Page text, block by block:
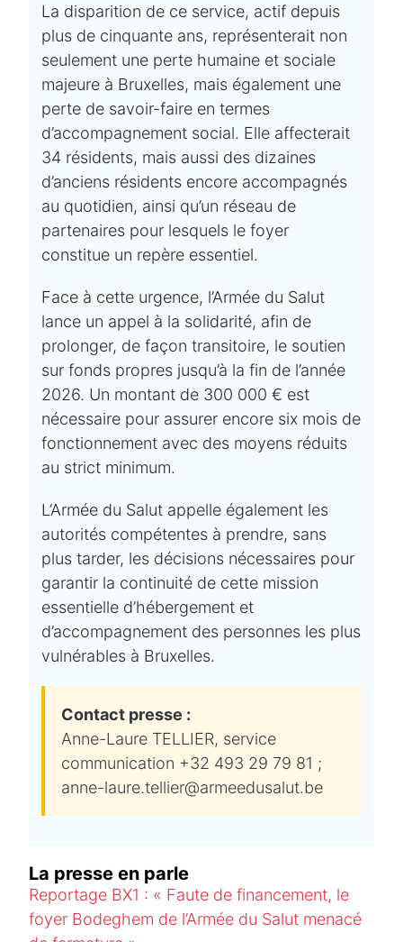
La disparition de ce service, actif depuis
plus de cinquante ans, représenterait non
seulement une perte humaine et sociale
majeure à Bruxelles, mais également une
perte de savoir-faire en termes
d’accompagnement social. Elle affecterait
34 résidents, mais aussi des dizaines
d’anciens résidents encore accompagnés
au quotidien, ainsi qu’un réseau de
partenaires pour lesquels le foyer
constitue un repère essentiel.
Face à cette urgence, l’Armée du Salut
lance un appel à la solidarité, afin de
prolonger, de façon transitoire, le soutien
sur fonds propres jusqu’à la fin de l’année
2026. Un montant de 300 000 € est
nécessaire pour assurer encore six mois de
fonctionnement avec des moyens réduits
au strict minimum.
L’Armée du Salut appelle également les
autorités compétentes à prendre, sans
plus tarder, les décisions nécessaires pour
garantir la continuité de cette mission
essentielle d’hébergement et
d’accompagnement des personnes les plus
vulnérables à Bruxelles.
Contact presse :
Anne-Laure TELLIER, service
communication +32 493 29 79 81 ;
anne-laure.tellier@armeedusalut.be
La presse en parle
Reportage BX1 : « Faute de financement, le
foyer Bodeghem de l’Armée du Salut menacé